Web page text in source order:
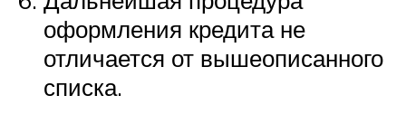
оформления кредита не
отличается от вышеописанного
списка.